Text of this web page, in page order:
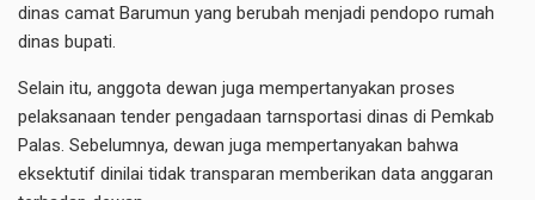
dinas camat Barumun yang berubah menjadi pendopo rumah
dinas bupati.
Selain itu, anggota dewan juga mempertanyakan proses
pelaksanaan tender pengadaan tarnsportasi dinas di Pemkab
Palas. Sebelumnya, dewan juga mempertanyakan bahwa
eksektutif dinilai tidak transparan memberikan data anggaran